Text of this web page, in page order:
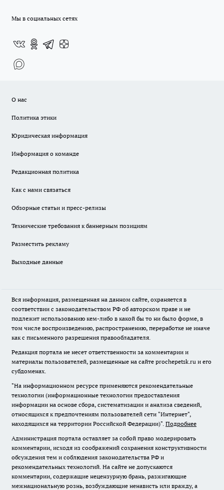
Мы в социальных сетях
О нас
Политика этики
Юридическая информация
Информация о команде
Редакционная политика
Как с нами связаться
Обзорные статьи и пресс-релизы
Технические требования к баннерным позициям
Разместить рекламу
Выходные данные
Вся информация, размещенная на данном сайте, охраняется в
соответствии с законодательством РФ об авторском праве и не
подлежит использованию кем-либо в какой бы то ни было форме, в
том числе воспроизведению, распространению, переработке не иначе
как с письменного разрешения правообладателя.
Редакция портала не несет ответственности за комментарии и
материалы пользователей, размещенные на сайте prochepetsk.ru и его
субдоменах.
"На информационном ресурсе применяются рекомендательные
технологии (информационные технологии предоставления
информации на основе сбора, систематизации и анализа сведений,
относящихся к предпочтениям пользователей сети "Интернет",
находящихся на территории Российской Федерации)". Подробнее
Администрация портала оставляет за собой право модерировать
комментарии, исходя из соображений сохранения конструктивности
обсуждения тем и соблюдения законодательства РФ и
рекомендательных технологий. На сайте не допускаются
комментарии, содержащие нецензурную брань, разжигающие
межнациональную рознь, возбуждающие ненависть или вражду, а